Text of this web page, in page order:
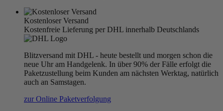
Kostenloser Versand
Kostenfreie Lieferung per DHL innerhalb Deutschlands
Blitzversand mit DHL - heute bestellt und morgen schon die
neue Uhr am Handgelenk. In über 90% der Fälle erfolgt die
Paketzustellung beim Kunden am nächsten Werktag, natürlich
auch an Samstagen.
zur Online Paketverfolgung